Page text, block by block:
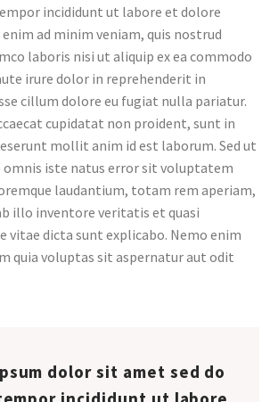
incididunt ut labore et dolore
ad minim veniam, quis nostrud
laboris nisi ut aliquip ex ea commodo
irure dolor in reprehenderit in
cillum dolore eu fugiat nulla pariatur.
cupidatat non proident, sunt in
mollit anim id est laborum. Sed ut
omnis iste natus error sit voluptatem
laudantium, totam rem aperiam,
illo inventore veritatis et quasi
vitae dicta sunt explicabo. Nemo enim
quia voluptas sit aspernatur aut odit
dolor sit amet sed do